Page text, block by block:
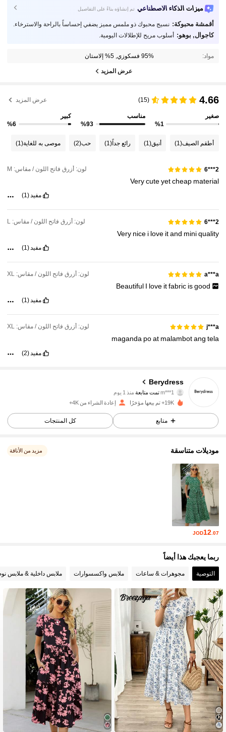
ميزات الذكاء الاصطناعي تم إنشاؤه بناءً على التفاصيل
أقمشة محبوكة: نسيج محبوك ذو ملمس مميز يضفي إحساساً بالراحة والاسترخاء.
كاجوال, بوهو: أسلوب مريح للإطلالات اليومية.
مواد: 95% فسكوزي, 5% إلاستان
عرض المزيد
4.66
(15) عرض المزيد
صغير
%1
مناسب
%93
كبير
%6
أطقم الصيف(1) أنيق(1) رائع جداً(1) حب(2) موصى به للغاية(1)
2***6 لون: أزرق فاتح اللون / مقاس: M
Verycuteyetcheap material
مفيد(1)
2***6 لون: أزرق فاتح اللون / مقاس: L
Very nice i love itand miniquality
مفيد(1)
a***a لون: أزرق فاتح اللون / مقاس: XL
Beautiful I love itfabric isgood
مفيد(1)
j***a لون: أزرق فاتح اللون / مقاس: XL
maganda poat malambotang tela
مفيد (2)
Berydress
4.88
1.2K متابعون
m***1تمت متابعة منذ 1 يوم
4.88
1.2K متابعون
4.88 1.2K متابعون
4.88
4.88
19K+ تم بيعها مؤخرًا إعادة الشراء من 4K+
متابع كل المنتجات
موديلات متناسقة مزيد من الأناقة
JOD12.07
ربما يعجبك هذا أيضاً
التوصية مجوهرات & ساعات ملابس واكسسوارات ملابس داخلية & ملابس